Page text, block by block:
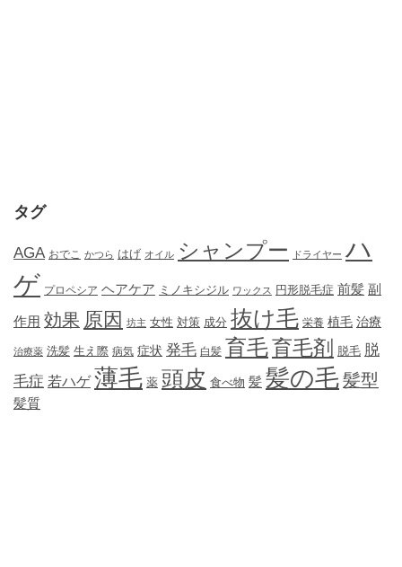
タグ
AGA おでこ かつら はげ オイル シャンプー ドライヤー ハ
ゲ プロペシア ヘアケア ミノキシジル ワックス 円形脱毛症 前髪 副
作用 効果 原因 坊主 女性 対策 成分 抜け毛 栄養 植毛 治療
治療薬 洗髪 生え際 病気 症状 発毛 白髪 育毛育毛剤 脱毛 脱
毛症 若ハゲ 薄毛 薬 頭皮 食べ物 髪 髪の毛髪型
髪質